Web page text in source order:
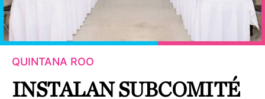
QUINTANA ROO
INSTALAN SUBCOMITÉ